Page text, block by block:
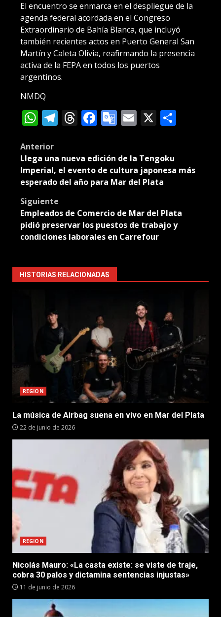
El encuentro se enmarca en el despliegue de la
agenda federal acordada en el Congreso
Extraordinario de Bahía Blanca, que incluyó
también recientes actos en Puerto General San
Martín y Caleta Olivia, reafirmando la presencia
activa de la FEPA en todos los puertos
argentinos.
NMDQ
WhatsApp
Telegram
Threads
Facebook
Google
Email
X
Post
navigation
Anterior
Llega una nueva edición de la Tengoku
Imperial, el evento de cultura japonesa más
esperado del año para Mar del Plata
Siguiente
Empleados de Comercio de Mar del Plata
pidió preservar los puestos de trabajo y
condiciones laborales en Carrefour
HISTORIAS RELACIONADAS
REGION
La música de Airbag suena en vivo en Mar del Plata
22 de junio de 2026
REGION
Nicolás Mauro: «La casta existe: se viste de traje,
cobra 30 palos y dictamina sentencias injustas»
11 de junio de 2026